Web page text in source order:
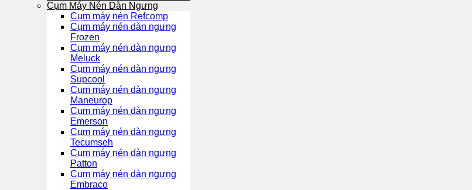
Cụm Máy Nén Dàn Ngưng
Cụm máy nén Refcomp
Cụm máy nén dàn ngưng
Frozen
Cụm máy nén dàn ngưng
Meluck
Cụm máy nén dàn ngưng
Supcool
Cụm máy nén dàn ngưng
Maneurop
Cụm máy nén dàn ngưng
Emerson
Cụm máy nén dàn ngưng
Tecumseh
Cụm máy nén dàn ngưng
Patton
Cụm máy nén dàn ngưng
Embraco